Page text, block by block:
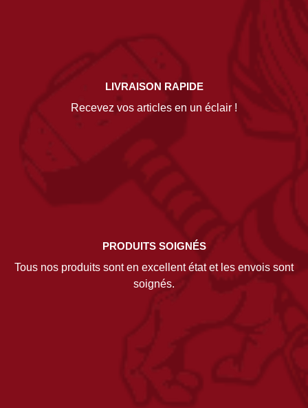
LIVRAISON RAPIDE
Recevez vos articles en un éclair !
PRODUITS SOIGNÉS
Tous nos produits sont en excellent état et les envois sont
soignés.